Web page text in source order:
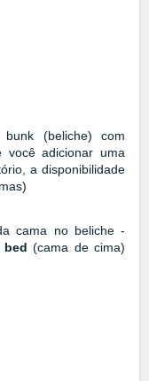
(beliche) com
você adicionar uma
a disponibilidade
cama no beliche -
bed (cama de cima)